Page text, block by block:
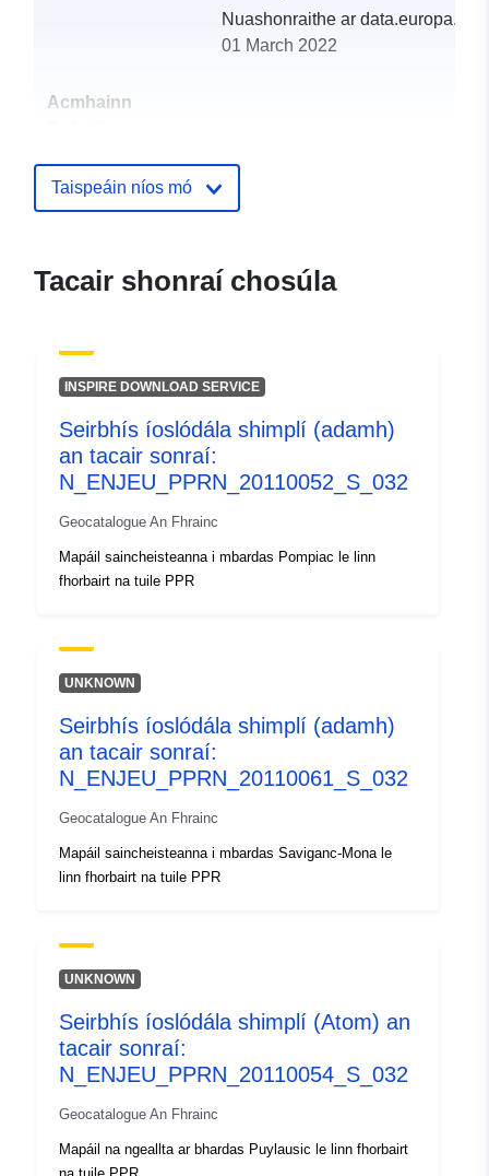
Nuashonraithe ar data.europa.eu:
01 March 2022
Acmhainn
Aitheantóirí:
ide.developpement-
9176-42ba-9e2e-
120066022-srv-997c9ba9-72c2-
4ebf-83ba-d0e2a9814cbb
Clóscríobh:
http://inspire.ec.europa.eu/
Taispeáin níos mó
Tacair shonraí chosúla
INSPIRE DOWNLOAD SERVICE
Seirbhís íoslódála shimplí (adamh)
an tacair sonraí:
N_ENJEU_PPRN_20110052_S_032
Geocatalogue An Fhrainc
Mapáil saincheisteanna i mbardas Pompiac le linn
fhorbairt na tuile PPR
UNKNOWN
Seirbhís íoslódála shimplí (adamh)
an tacair sonraí:
N_ENJEU_PPRN_20110061_S_032
Geocatalogue An Fhrainc
Mapáil saincheisteanna i mbardas Saviganc-Mona le
linn fhorbairt na tuile PPR
UNKNOWN
Seirbhís íoslódála shimplí (Atom) an
tacair sonraí:
N_ENJEU_PPRN_20110054_S_032
Geocatalogue An Fhrainc
Mapáil na ngeallta ar bhardas Puylausic le linn fhorbairt